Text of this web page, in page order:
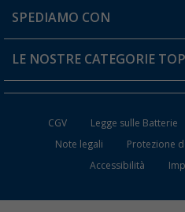
Carta fedeltà Berger
Resi
FAQ e Contatti
SPEDIAMO CON
LE NOSTRE CATEGORIE TOP
Mobili per il Campeggio
Frigo Portatili
CGV Legge sulle Batterie
Note legali
Protezione
Accessibilità